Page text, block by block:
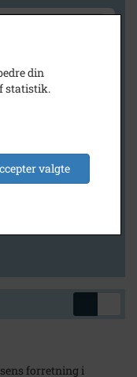
forretning i
din
statistik.
valgte